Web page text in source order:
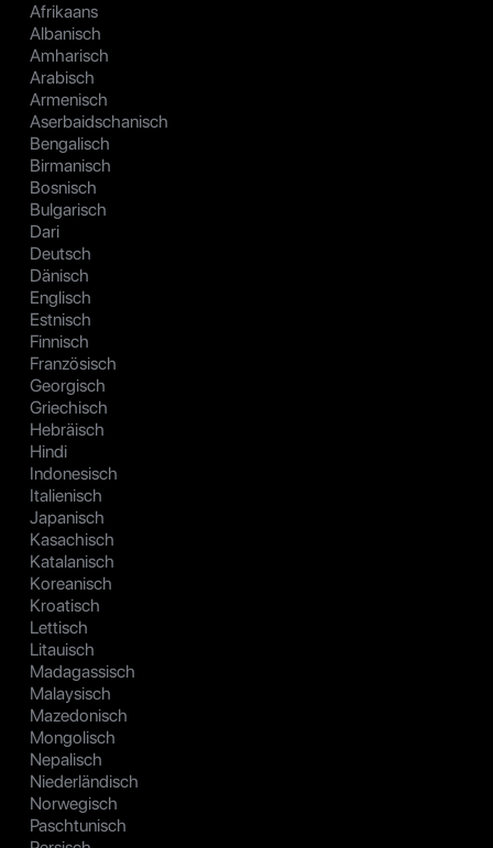
Afrikaans
Albanisch
Amharisch
Arabisch
Armenisch
Aserbaidschanisch
Bengalisch
Birmanisch
Bosnisch
Bulgarisch
Dari
Deutsch
Dänisch
Englisch
Estnisch
Finnisch
Französisch
Georgisch
Griechisch
Hebräisch
Hindi
Indonesisch
Italienisch
Japanisch
Kasachisch
Katalanisch
Koreanisch
Kroatisch
Lettisch
Litauisch
Madagassisch
Malaysisch
Mazedonisch
Mongolisch
Nepalisch
Niederländisch
Norwegisch
Paschtunisch